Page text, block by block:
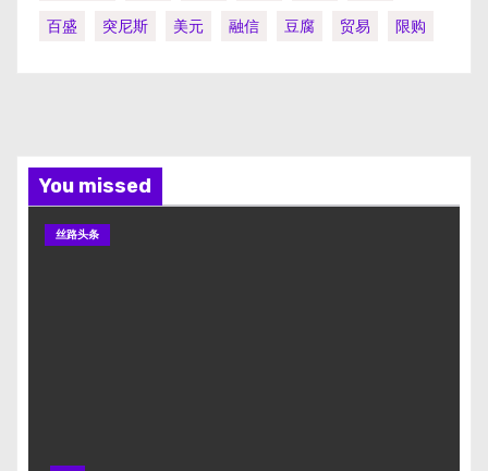
百盛
突尼斯 美元 融信 豆腐 贸易 限购
You missed
丝路头条